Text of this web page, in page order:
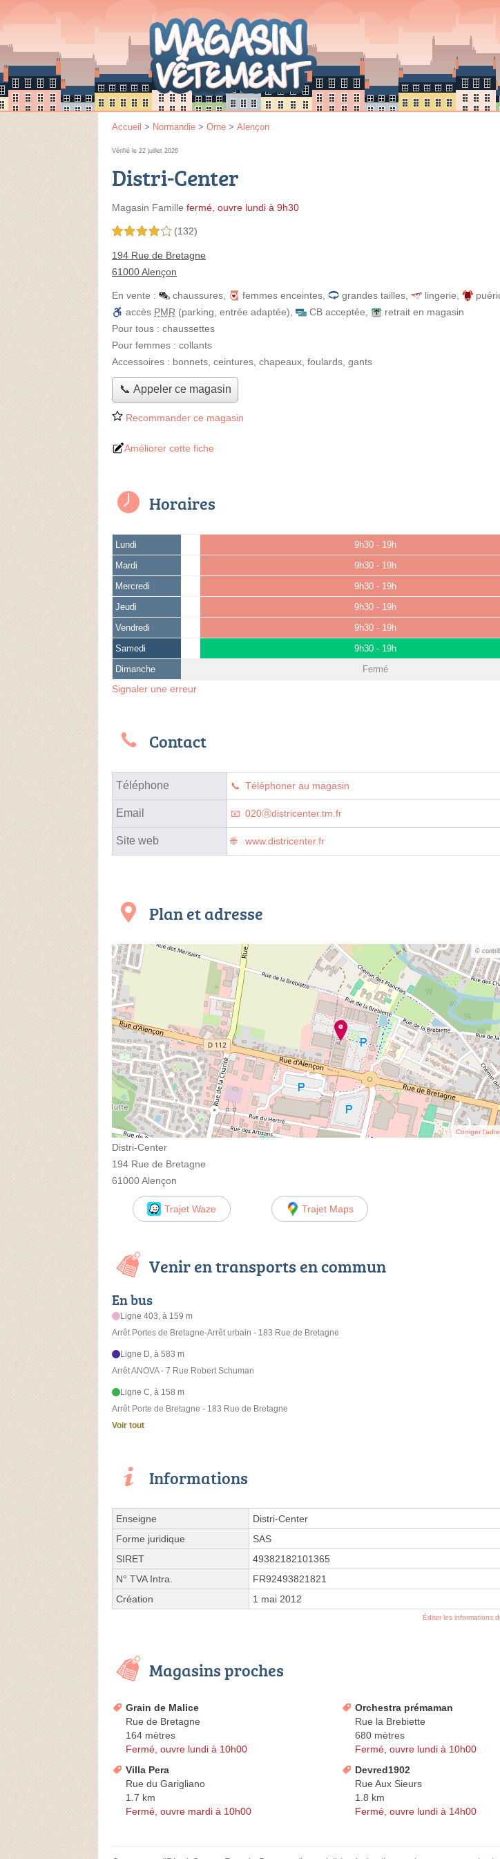
Accueil > Normandie > Orne > Alençon
Vérifié le 22 juillet 2026
Distri-Center
Magasin Famille fermé, ouvre lundi à 9h30
4,0 étoiles sur 5 (132)
194 Rue de Bretagne
61000 Alençon
En vente : chaussures femmes enceintes grandes tailles lingerie
accès PMR (parking, entrée adaptée) CB acceptée
retrait en magasin
Pour tous : chaussettes
Pour femmes : collants
Accessoires : bonnets, ceintures, chapeaux, foulards, gants
📞 Appeler ce magasin
Recommander ce magasin
Améliorer cette fiche
Horaires
Lundi 9h30 - 19h
Mardi 9h30 - 19h
Mercredi 9h30 - 19h
Jeudi 9h30 - 19h
Vendredi 9h30 - 19h
Samedi 9h30 - 19h
Dimanche Fermé
Signaler une erreur
Contact
Téléphone Téléphoner au magasin
Email 020ⓐdistricenter.tm.fr
Site web www.districenter.fr
Plan et adresse
©
Corriger
Distri-Center
194 Rue de Bretagne
61000 Alençon
Trajet Waze Trajet Maps
Venir en transports en commun
En bus
Ligne 403, à 159 m
Arrêt Portes de Bretagne-Arrêt urbain - 183 Rue de Bretagne
Ligne D, à 583 m
Arrêt ANOVA - 7 Rue Robert Schuman
Ligne C, à 158 m
Arrêt Porte de Bretagne - 183 Rue de Bretagne
Voir tout
Informations
Enseigne
Distri-Center
Forme juridique
SAS
SIRET
49382182101365
N° TVA Intra.
FR92493821821
Création
1 mai 2012
Éditer les informations
Magasins proches
Grain de Malice
Rue de Bretagne
164 mètres
Fermé, ouvre lundi à 10h00
Orchestra prémaman
Rue la Brebiette
680 mètres
Fermé, ouvre lundi à 10h00
Villa Pera
Rue du Garigliano
1.7 km
Fermé, ouvre mardi à 10h00
Devred1902
Rue Aux Sieurs
1.8 km
Fermé, ouvre lundi à 14h00